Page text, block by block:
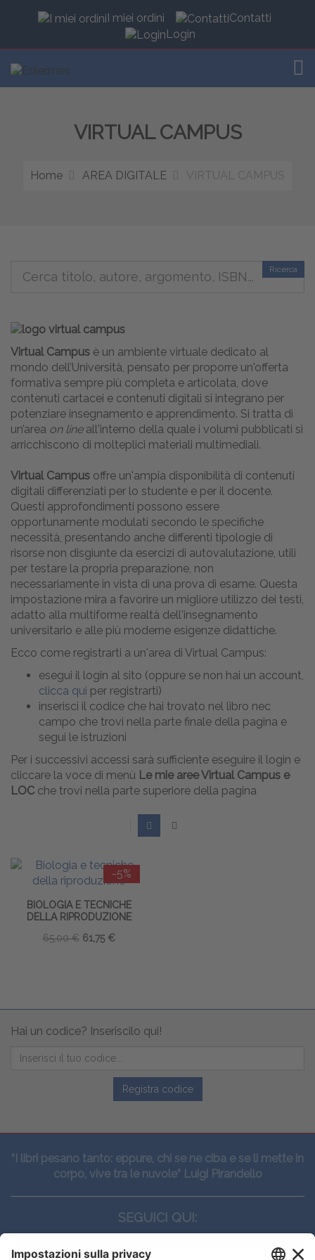
I miei ordini
Contatti
Login
VIRTUAL CAMPUS
Home AREA DIGITALE VIRTUAL CAMPUS
Ricerca
Virtual Campus è un ambiente virtuale dedicato al
mondo dell’Università, pensato per proporre un'offerta
formativa sempre più completa e articolata, dove
contenuti cartacei e contenuti digitali si integrano per
potenziare insegnamento e apprendimento. Si tratta di
un’area on lineall'interno della quale i volumi pubblicati si
arricchiscono di molteplici materiali multimediali.
Virtual Campus offre un'ampia disponibilità di contenuti
digitali differenziati per lo studente e per il docente.
Questi approfondimenti possono essere
opportunamente modulati secondo le specifiche
necessità, presentando anche differenti tipologie di
risorse non disgiunte da esercizi di autovalutazione, utili
per testare la propria preparazione, non
necessariamente in vista di una prova di esame. Questa
impostazione mira a favorire un migliore utilizzo dei testi,
adatto alla multiforme realtà dell'insegnamento
universitario e alle più moderne esigenze didattiche.
Ecco come registrarti a un'area di Virtual Campus:
esegui il login al sito (oppure se non hai un account,
clicca qui per registrarti)
inserisci il codice che hai trovato nel libro nec
campo che trovi nella parte finale della pagina e
segui le istruzioni
Per i successivi accessi sarà sufficiente eseguire il login e
cliccare la voce di menù Le mie aree Virtual Campus e
LOC che trovi nella parte superiore della pagina
-5%
BIOLOGIA E TECNICHE
DELLA RIPRODUZIONE
65,00 € 61,75 €
Hai un codice? Inseriscilo qui!
Registra codice
“I libri pesano tanto: eppure, chi se ne ciba e se li mette in
corpo, vive tra le nuvole” Luigi Pirandello
SEGUICI QUI: